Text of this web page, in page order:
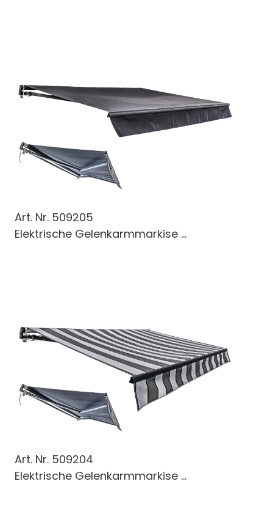
Art. Nr. 509205
Elektrische Gelenkarmmarkise ...
Art. Nr. 509204
Elektrische Gelenkarmmarkise ...